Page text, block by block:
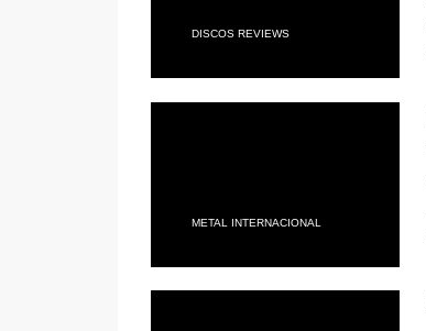
DISCOS REVIEWS
METAL INTERNACIONAL